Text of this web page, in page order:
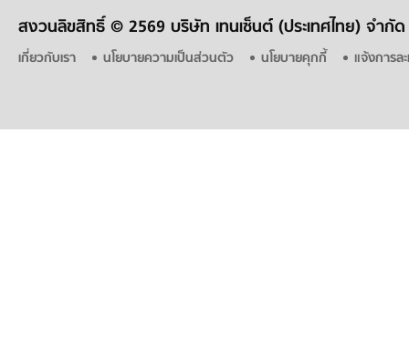
สงวนลิขสิทธิ์ © 2569 บริษัท เทนเซ็นต์ (ประเทศไทย) จำกัด
เกี่ยวกับเรา นโยบายความเป็นส่วนตัว นโยบายคุกกี้ แจ้งการล